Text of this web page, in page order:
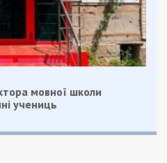
мовної школи
учениць